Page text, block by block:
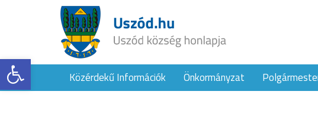
Eszköztár megnyitásaKözérdekű Információk Önkormányzat